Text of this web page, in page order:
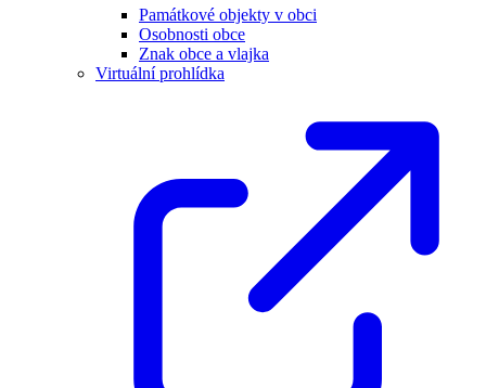
Památkové objekty v obci
Osobnosti obce
Znak obce a vlajka
Virtuální prohlídka